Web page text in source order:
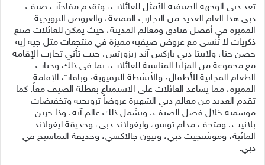
تعد دبي الوجهة الصيفية الأمثل للعائلات، وتقدم مفاجآت صيف
دبي هذا العام العديد من التجارب الممتعة، والعروض الترويجية
المميزة في أفضل فنادق ومعالم المدينة، حيث يمكن للعائلات صنع
ذكريات لا تُنسى مع عروض صيفية مميزة في منتجعات مثل جيه إيه
حصن حتا، ولابيتا دبي باركس آند ريزورتس، حيث تأتي تجارب الإقامة
مع مجموعة من المزايا المناسبة للعائلات، بما في ذلك وجبات
الطعام المجانية للأطفال، والأنشطة الترفيهية، وباقات الإقامة
المميزة، مما يساعد العائلات على الاستمتاع بعطلة الصيف معاً. كما
تقدم العديد من معالم دبي الشهيرة عروضاً ترويجية وتخفيضات
موسمية خلال فصل الصيف، ويشمل ذلك عالم آية، وذا جرين
بلانيت، ومتحف مدام توسو، وليغولاند دبي، وحديقة ليغولاند
المائية، وموشنجيت دبي، ونيون جالاكسي، وحديقة التماسيح في
دبي.